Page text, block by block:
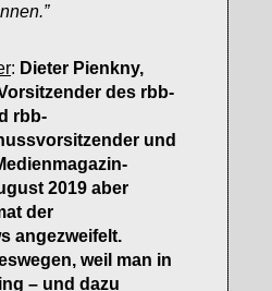
: Dieter Pienkny,
des rbb-
rbb-
und
2019 aber
der
angezweifelt.
weil man in
– und dazu